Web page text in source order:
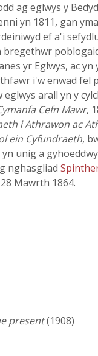
ag eglwys y
yn 1811, gan
ef a'i
bregethwr
yr Eglwys, ac yn
i'w enwad fel
arall yn y
Cefn Mawr,
i Athrawon ac
ein Cyfundraeth,
unig a
nghasgliad
Mawrth 1864.
present(1908)